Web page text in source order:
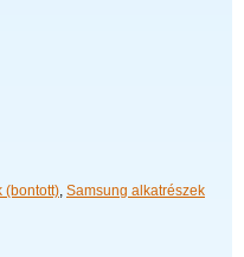
(bontott), Samsung alkatrészek